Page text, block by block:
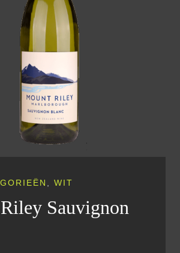
WIT
Sauvignon